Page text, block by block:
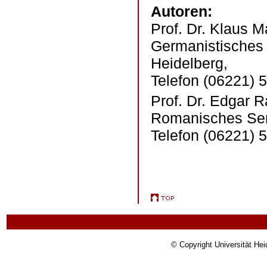
Autoren:
Prof. Dr. Klaus
Heidelberg,
Telefon (06221)
Prof. Dr. Edgar
Romanisches
Telefon (06221)
© Copyright Universität